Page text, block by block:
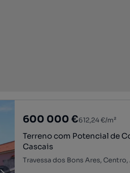
600 000 €612,24 €/m²
Terreno com Potencial de
Cascais
Travessa dos Bons Ares,